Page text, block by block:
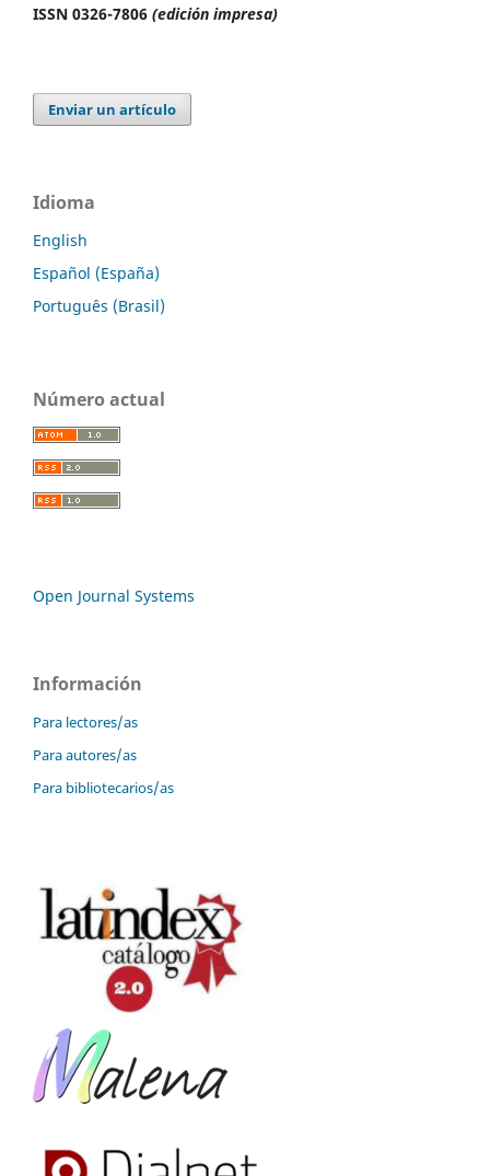
ISSN 0326-7806 (edición impresa)
Enviar un artículo
Idioma
English
Español (España)
Português (Brasil)
Número actual
Open Journal Systems
Información
Para lectores/as
Para autores/as
Para bibliotecarios/as